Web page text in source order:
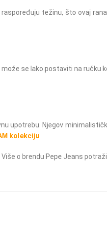
težinu, što ovaj
se lako postaviti na
upotrebu. Njegov
kolekciju
o brendu Pepe Jeans